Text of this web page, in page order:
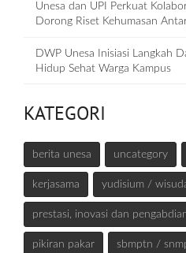
Unesa dan UPI Perkuat
Dorong Riset Kehumasan
DWP Unesa Inisiasi Langkah
Hidup Sehat Warga Kampus
KATEGORI
berita unesa uncategory
kerjasama yudisium /
prestasi, inovasi dan
pikiran pakar sbmptn /